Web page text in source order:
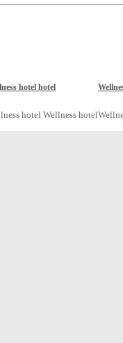
hotel hotel
hotel Wellness hotel